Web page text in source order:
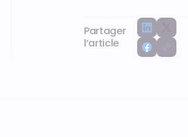
Partager
l’article